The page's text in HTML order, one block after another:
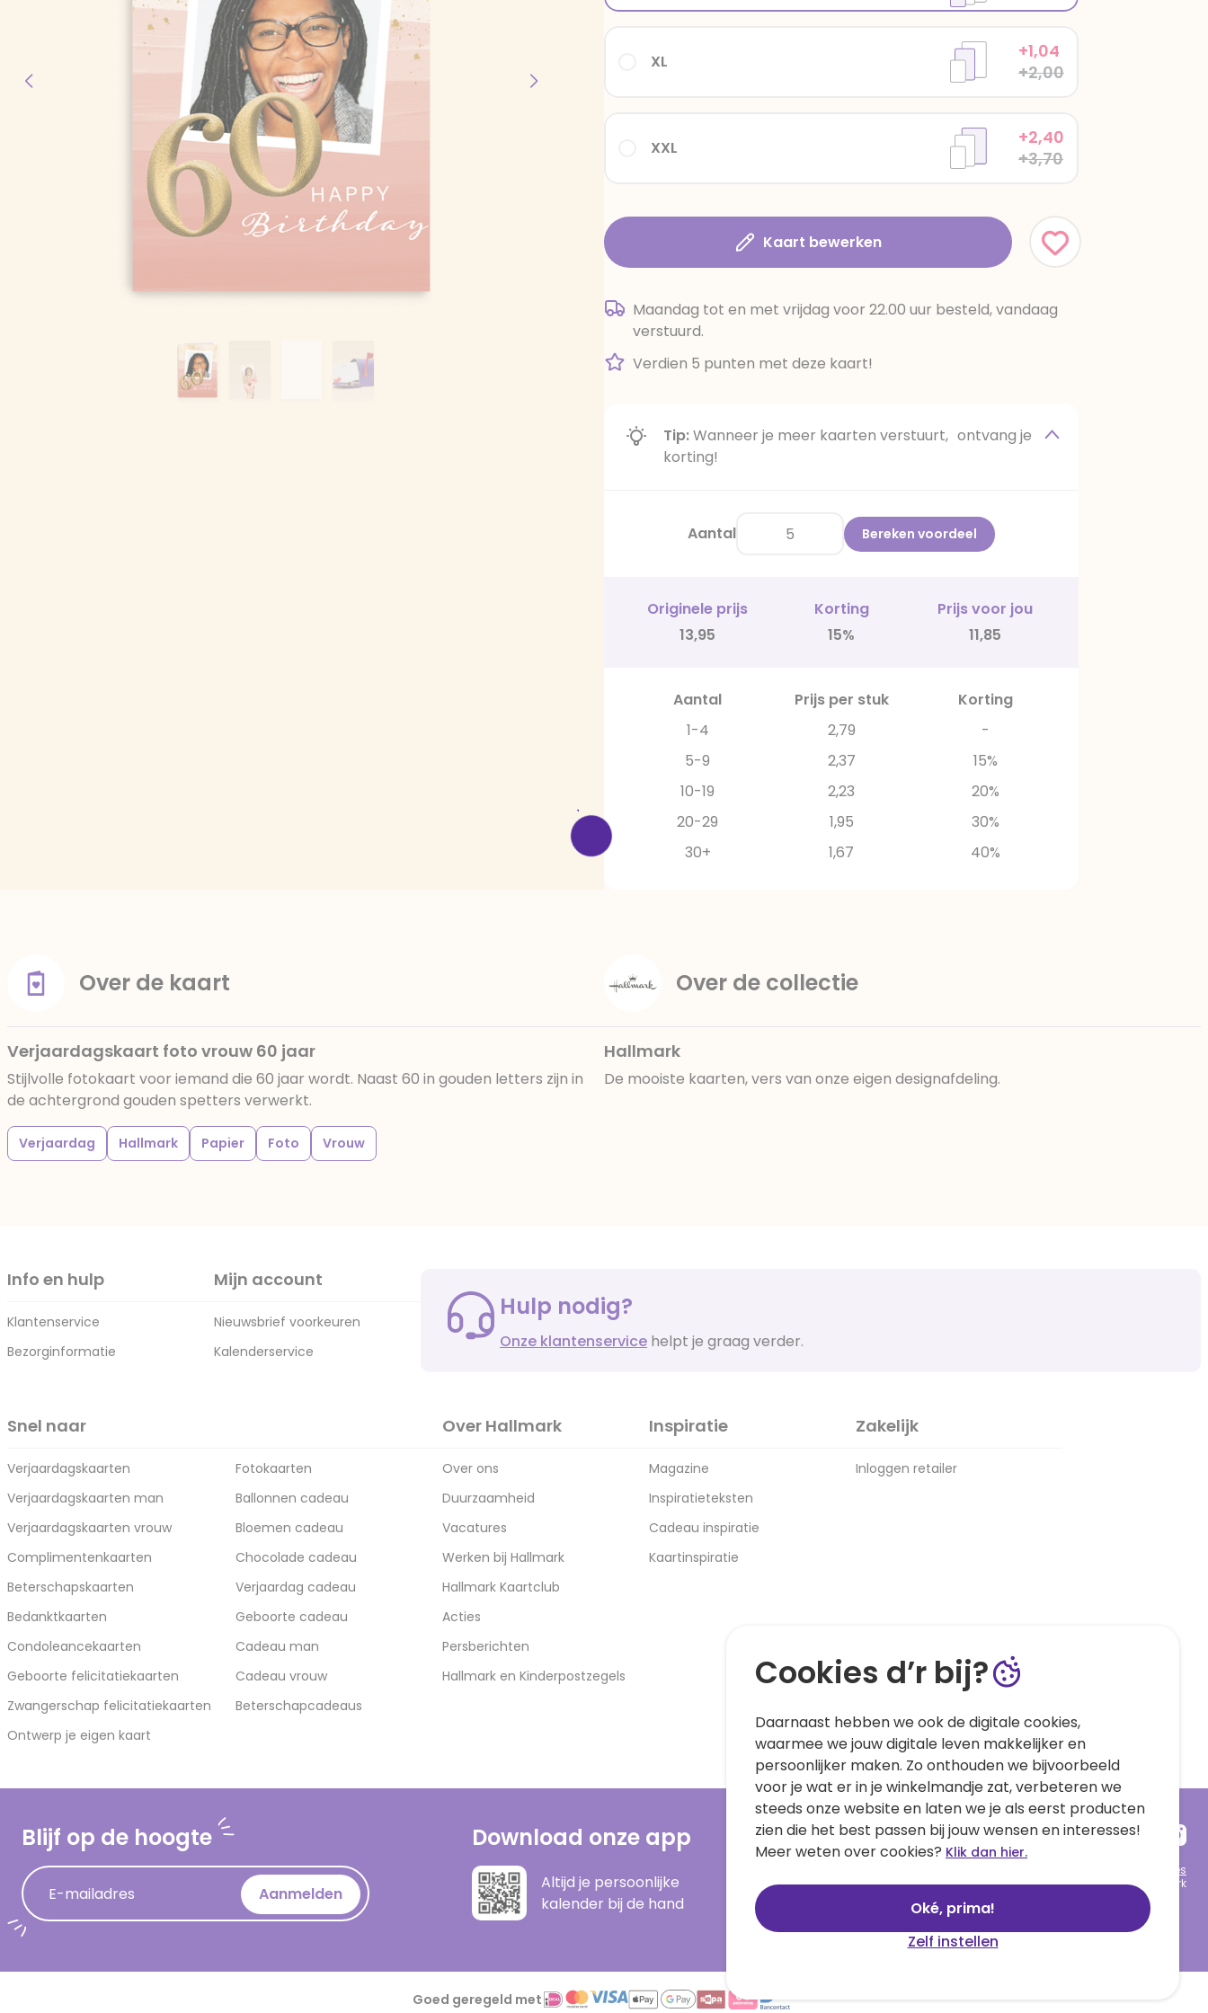
XXL
+2,40
+3,70
XL
+1,04
+2,00
Kaart bewerken
Maandag tot en met vrijdag voor 22.00 uur besteld, vandaag
verstuurd.
Verdien 5 punten met deze kaart!
Tip:Wanneer je meer kaarten verstuurt, ontvang je
korting!
Aantal Bereken voordeel
Originele prijs Korting
Prijs voor jou
13,95
15% 11,85
Aantal Prijs per stuk
Korting
1-4
2,79
-
5-9
2,37
15%
10-19
2,23
20%
20-29
1,95
30%
30+
1,67 40%
Over de kaart
Verjaardagskaart foto vrouw 60 jaar
Stijlvolle fotokaart voor iemand die 60 jaar wordt. Naast 60 in gouden letters zijn in
de achtergrond gouden spetters verwerkt.
Verjaardag Hallmark Papier Foto Vrouw
Over de collectie
Hallmark
De mooiste kaarten, vers van onze eigen designafdeling.
Info en hulp
Klantenservice
Bezorginformatie
Mijn account
Nieuwsbrief voorkeuren
Kalenderservice
Hulp nodig?
Onze klantenservice helpt je graag verder.
Snel naar
Verjaardagskaarten
Verjaardagskaarten man
Verjaardagskaarten vrouw
Complimentenkaarten
Beterschapskaarten
Bedanktkaarten
Condoleancekaarten
Geboorte felicitatiekaarten
Zwangerschap felicitatiekaarten
Ontwerp je eigen kaart
Fotokaarten
Ballonnen cadeau
Bloemen cadeau
Chocolade cadeau
Verjaardag cadeau
Geboorte cadeau
Cadeau man
Cadeau vrouw
Beterschapcadeaus
Over Hallmark
Over ons
Duurzaamheid
Vacatures
Werken bij Hallmark
Hallmark Kaartclub
Acties
Persberichten
Hallmark en Kinderpostzegels
Inspiratie
Magazine
Inspiratieteksten
Cadeau inspiratie
Kaartinspiratie
Zakelijk
Inloggen retailer
Blijf op de hoogte
E-mailadres Aanmelden
Download onze app
Altijd je persoonlijke
kalender bij de hand
Cookies
© 1999 - 2025 Hallmark
Goed geregeld met
Cookies d’r bij?
Daarnaast hebben we ook de digitale cookies,
waarmee we jouw digitale leven makkelijker en
persoonlijker maken. Zo onthouden we bijvoorbeeld
voor je wat er in je winkelmandje zat, verbeteren we
steeds onze website en laten we je als eerst producten
zien die het best passen bij jouw wensen en interesses!
Meer weten over cookies? Klik dan hier.
Oké, prima!
Zelf instellen